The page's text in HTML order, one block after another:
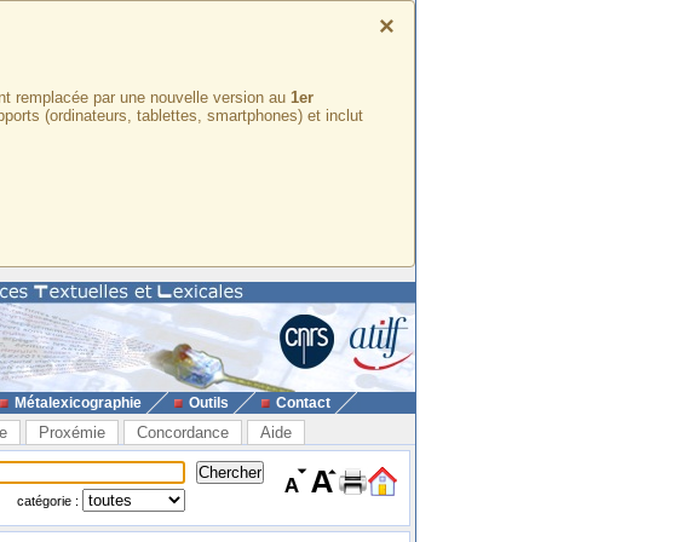
×
remplacée par une nouvelle version au 1er
(ordinateurs, tablettes, smartphones) et inclut
Métalexicographie Outils Contact
Proxémie Concordance Aide
catégorie :